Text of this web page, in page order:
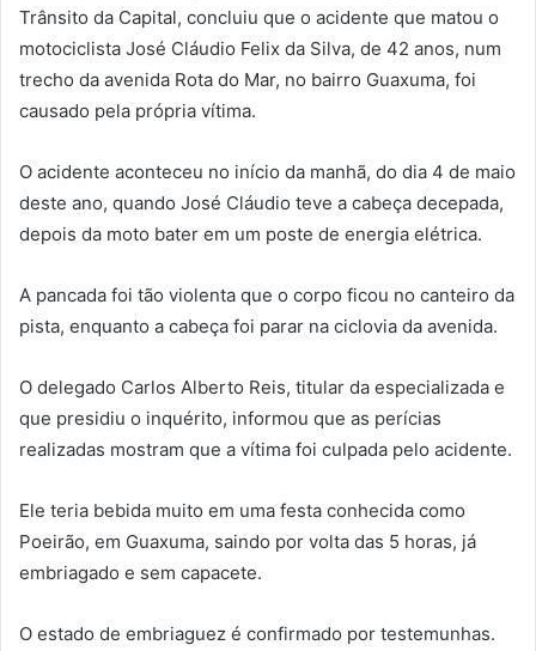
Trânsito da Capital, concluiu que o acidente que matou o
motociclista José Cláudio Felix da Silva, de 42 anos, num
trecho da avenida Rota do Mar, no bairro Guaxuma, foi
causado pela própria vítima.
O acidente aconteceu no início da manhã, do dia 4 de maio
deste ano, quando José Cláudio teve a cabeça decepada,
depois da moto bater em um poste de energia elétrica.
A pancada foi tão violenta que o corpo ficou no canteiro da
pista, enquanto a cabeça foi parar na ciclovia da avenida.
O delegado Carlos Alberto Reis, titular da especializada e
que presidiu o inquérito, informou que as perícias
realizadas mostram que a vítima foi culpada pelo acidente.
Ele teria bebida muito em uma festa conhecida como
Poeirão, em Guaxuma, saindo por volta das 5 horas, já
embriagado e sem capacete.
O estado de embriaguez é confirmado por testemunhas.